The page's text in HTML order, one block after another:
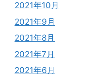
2021年10月
2021年9月
2021年8月
2021年7月
2021年6月